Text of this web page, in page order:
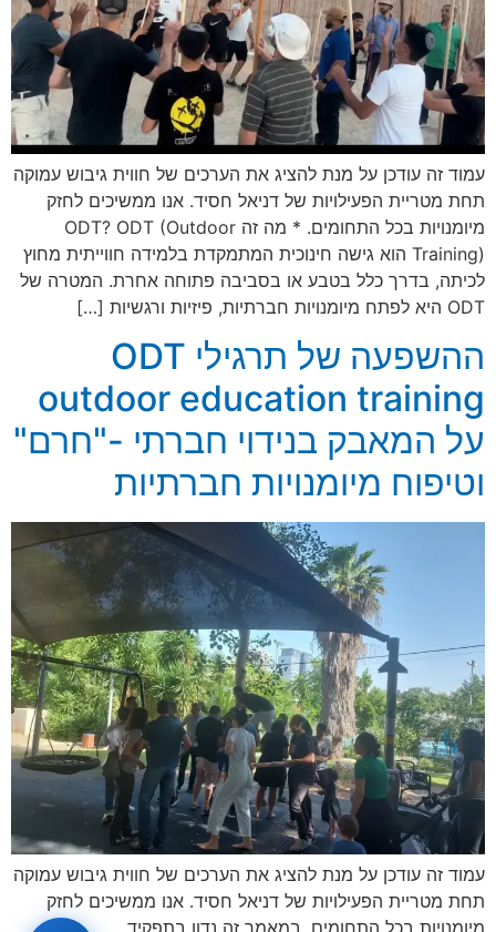
עמוד זה עודכן על מנת להציג את הערכים של חווית גיבוש עמוקה
תחת מטריית הפעילויות של דניאל חסיד. אנו ממשיכים לחזק
מיומנויות בכל התחומים. * מה זה ODT? ODT (Outdoor
Training) הוא גישה חינוכית המתמקדת בלמידה חווייתית מחוץ
לכיתה, בדרך כלל בטבע או בסביבה פתוחה אחרת. המטרה של
ODT היא לפתח מיומנויות חברתיות, פיזיות ורגשיות […]
ההשפעה של תרגילי ODT
outdoor education training
על המאבק בנידוי חברתי -"חרם"
וטיפוח מיומנויות חברתיות
עמוד זה עודכן על מנת להציג את הערכים של חווית גיבוש עמוקה
תחת מטריית הפעילויות של דניאל חסיד. אנו ממשיכים לחזק